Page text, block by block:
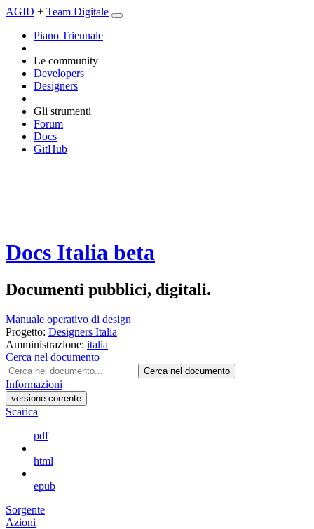
AGID + Team Digitale
Piano Triennale
Le community
Developers
Designers
Gli strumenti
Forum
Docs
GitHub
Docs Italia beta
Documenti pubblici, digitali.
Manuale operativo di design
Progetto: Designers Italia
Amministrazione: italia
Cerca nel documento
Cerca nel documento
Informazioni
versione-corrente
Scarica
pdf
html
epub
Sorgente
Azioni